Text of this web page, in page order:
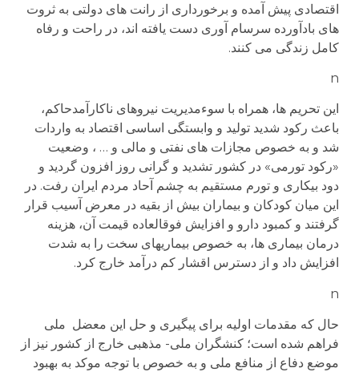
اقتصادی پیش آمده و برخورداری از رانت های دولتی به ثروت
های بادآورده سرسام آوری دست یافته اند، در راحت و رفاه
کامل زندگی می کنند.
n
این تحریم ها، همراه با سوءمدیریت نیروهای ناکارآمدحاکم،
باعث رکود شدید تولید و وابستگی اساسی اقتصاد به واردات
شد و به خصوص مجازات های نفتی و مالی و … ، وضعیت
«رکود تورمی» در کشور تشدید و گرانی روز افزون گردید و
دود بیکاری و تورم مستقیم به چشم آحاد مردم ایران رفت. در
این میان کودکان و بیماران بیش از بقیه در معرض آسیب قرار
گرفتند و کمبود دارو و افزایش فوقالعاده قیمت آن، هزینه
درمان بیماری ها، به خصوص بیماریهای سخت را به شدت
افزایش داد و از دسترس اقشار کم درآمد خارج کرد.
n
حال که مقدمات اولیه برای پیگیری و حل این معضل ملی
فراهم شده است؛ کنشگران ملی- مذهبی خارج از کشور نیز از
موضع دفاع از منافع ملی و به خصوص با توجه موکد به بهبود